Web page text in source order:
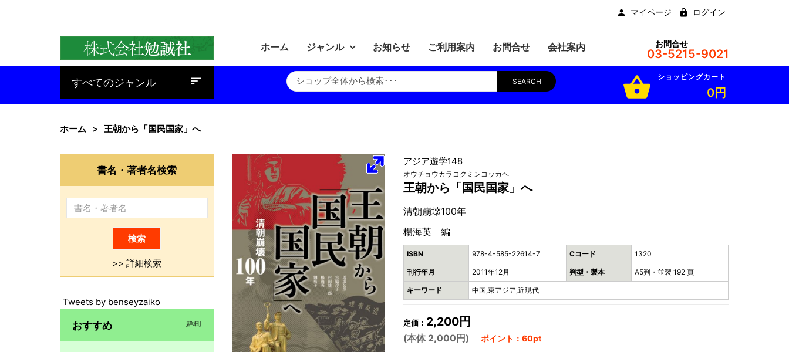
マイページ ログイン
ホーム ジャンル お知らせ ご利用案内 お問合せ 会社案内 お問合せ
03-5215-9021
すべてのジャンル
baseline_sort SEARCH shopping_basket ショッピングカート
0円
ホーム 王朝から「国民国家」へ
アジア遊学148
オウチョウカラコクミンコッカヘ
王朝から「国民国家」へ
清朝崩壊100年
楊海英 編
ISBN 978-4-585-22614-7 Cコード 1320
刊行年月 2011年12月 判型・製本 A5判・並製 192 頁
キーワード 中国,東アジア,近現代
定価： 2,200円
(本体 2,000円) ポイント：60pt
書名・著者名検索
>> 詳細検索
Tweets by benseyzaiko
おすすめ [詳細]